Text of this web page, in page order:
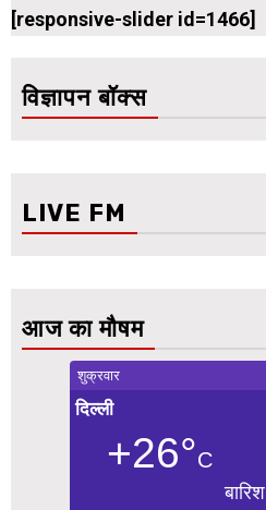
[responsive-slider id=1466]
विज्ञापन बॉक्स
LIVE FM
आज का मौषम
शुक्रवार
दिल्ली
+26°C
बारिश